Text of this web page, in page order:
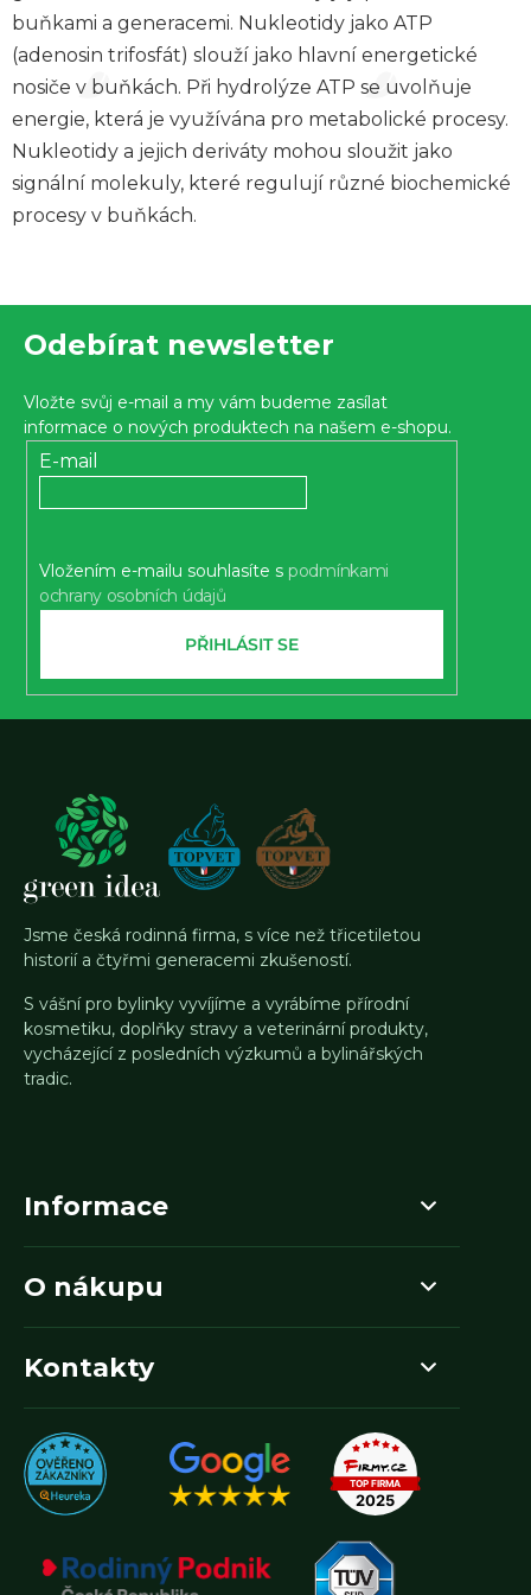
buňkami a generacemi. Nukleotidy jako ATP
(adenosin trifosfát) slouží jako hlavní energetické
nosiče v buňkách. Při hydrolýze ATP se uvolňuje
energie, která je využívána pro metabolické procesy.
Nukleotidy a jejich deriváty mohou sloužit jako
signální molekuly, které regulují různé biochemické
procesy v buňkách.
Odebírat newsletter
Vložte svůj e-mail a my vám budeme zasílat
informace o nových produktech na našem e-shopu.
E-mail
Vložením e-mailu souhlasíte s podmínkami
ochrany osobních údajů
PŘIHLÁSIT SE
Jsme česká rodinná firma, s více než třicetiletou
historií a čtyřmi generacemi zkušeností.
S vášní pro bylinky vyvíjíme a vyrábíme přírodní
kosmetiku, doplňky stravy a veterinární produkty,
vycházející z posledních výzkumů a bylinářských
tradic.
Informace
O nákupu
Kontakty